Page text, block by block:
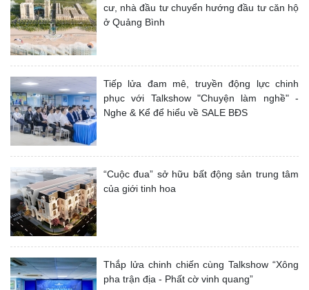
cư, nhà đầu tư chuyển hướng đầu tư căn hộ
ở Quảng Bình
Tiếp lửa đam mê, truyền động lực chinh
phục với Talkshow "Chuyện làm nghề" -
Nghe & Kể để hiểu về SALE BĐS
“Cuộc đua” sở hữu bất động sản trung tâm
của giới tinh hoa
Thắp lửa chinh chiến cùng Talkshow “Xông
pha trận địa - Phất cờ vinh quang”